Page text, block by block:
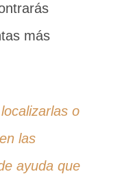
más
o
las
ayuda que